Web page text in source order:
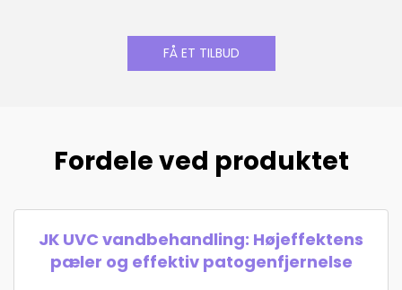
FÅ ET TILBUD
Fordele ved produktet
JK UVC vandbehandling: Højeffektens
pæler og effektiv patogenfjernelse